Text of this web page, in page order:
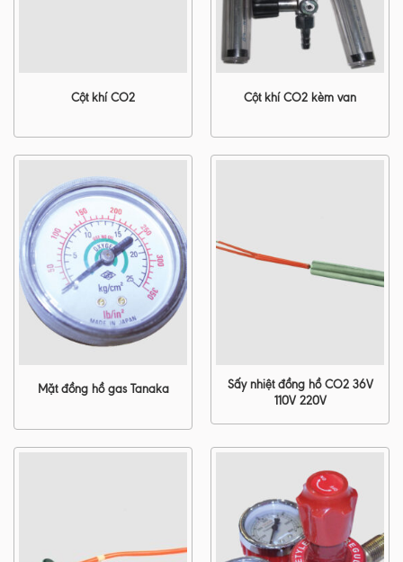
Cột khí CO2 Cột khí CO2 kèm van
Mặt đồng hồ gas Tanaka
Sấy nhiệt đồng hồ CO2 36V
110V 220V